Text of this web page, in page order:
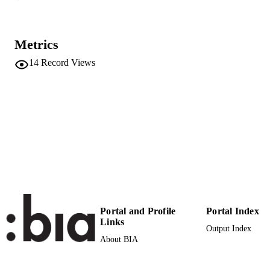
NUMBER OF
PAGES
TYPE
AUTHOR Miribung G
Metrics
14 Record Views
Portal and Profile
Links
About BIA
Portal Index
Output Index